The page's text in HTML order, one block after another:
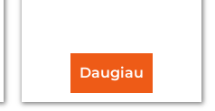
Daugiau